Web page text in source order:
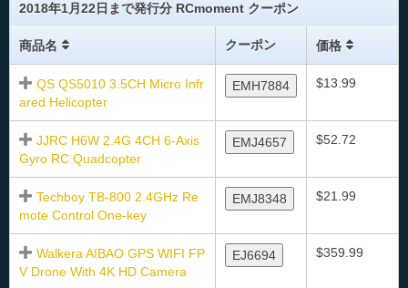
2018年1月22日まで発行分 RCmoment クーポン
商品名 クーポン 価格
QS QS5010 3.5CH Micro Infr
ared Helicopter
EMH7884 $13.99
JJRC H6W 2.4G 4CH 6-Axis
Gyro RC Quadcopter
EMJ4657 $52.72
Techboy TB-800 2.4GHz Re
mote Control One-key
EMJ8348 $21.99
Walkera AIBAO GPS WIFI FP
V Drone With 4K HD Camera
EJ6694 $359.99